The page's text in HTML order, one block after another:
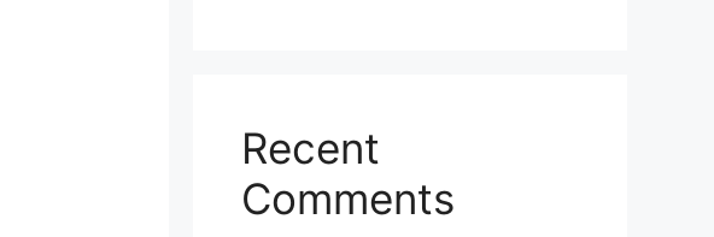
Recent
Comments